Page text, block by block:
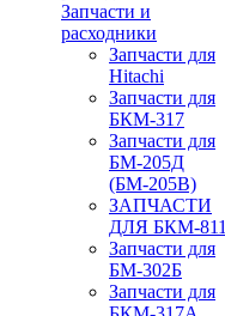
Запчасти и
расходники
Запчасти для
Hitachi
Запчасти для
БКМ-317
Запчасти для
БМ-205Д
(БМ-205В)
ЗАПЧАСТИ
ДЛЯ БКМ-811
Запчасти для
БМ-302Б
Запчасти для